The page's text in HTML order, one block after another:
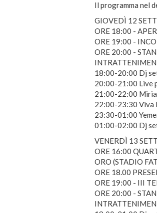
Il programma nel
GIOVEDÌ 12
ORE 18:00 -
ORE 19:00 -
ORE 20:00 -
18:00-20:00 Dj
20:00-21:00 Live
21:00-22:00
22:00-23:30 Viva
23:30-01:00
01:00-02:00 Dj
VENERDÌ 13
ORE 16:00
ORO (STADIO
ORE 18.00
ORE 19:00 - III
ORE 20:00 -